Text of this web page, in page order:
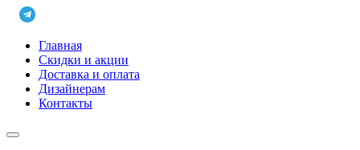
Главная
Скидки и акции
Доставка и оплата
Дизайнерам
Контакты